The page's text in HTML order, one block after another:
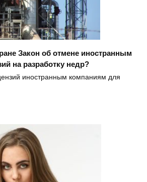
Закон об отмене иностранным
на разработку недр?
иностранным компаниям для